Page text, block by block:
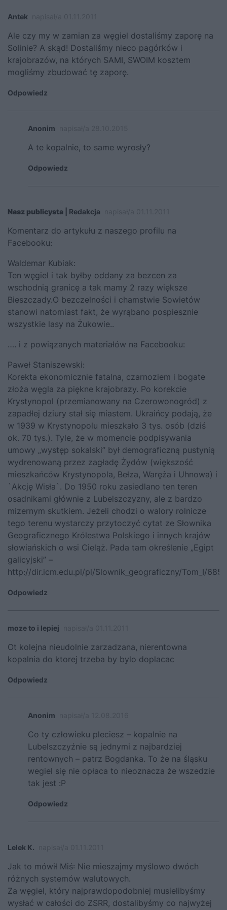
Antek
Ale czy my w zamian za węgiel dostaliśmy zaporę na
Solinie? A skąd! Dostaliśmy nieco pagórków i
krajobrazów, na których SAMI, SWOIM kosztem
mogliśmy zbudować tę zaporę.
Odpowiedz
Anonim
A te kopalnie, to same wyrosły?
Odpowiedz
Nasz publicysta | Redakcja
Komentarz do artykułu z naszego profilu na
Facebooku:
Waldemar Kubiak:
Ten węgiel i tak byłby oddany za bezcen za
wschodnią granicę a tak mamy 2 razy większe
Bieszczady.O bezczelności i chamstwie Sowietów
stanowi natomiast fakt, że wyrąbano pospiesznie
wszystkie lasy na Żukowie..
…. i z powiązanych materiałów na Facebooku:
Paweł Staniszewski:
Korekta ekonomicznie fatalna, czarnoziem i bogate
złoża węgla za piękne krajobrazy. Po korekcie
Krystynopol (przemianowany na Czerowonogród) z
zapadłej dziury stał się miastem. Ukraińcy podają, że
w 1939 w Krystynopolu mieszkało 3 tys. osób (dziś
ok. 70 tys.). Tyle, że w momencie podpisywania
umowy „występ sokalski” był demograficzną pustynią
wydrenowaną przez zagładę Żydów (większość
mieszkańców Krystynopola, Bełza, Waręża i Uhnowa) i
`Akcję Wisła`. Do 1950 roku zasiedlano ten teren
osadnikami głównie z Lubelszczyzny, ale z bardzo
mizernym skutkiem. Jeżeli chodzi o walory rolnicze
tego terenu wystarczy przytoczyć cytat ze Słownika
Geograficznego Królestwa Polskiego i innych krajów
słowiańskich o wsi Cieląż. Pada tam określenie „Egipt
galicyjski” –
http://dir.icm.edu.pl/pl/Slownik_geograficzny/Tom_I/685
Odpowiedz
moze to i lepiej
Ot kolejna nieudolnie zarzadzana, nierentowna
kopalnia do ktorej trzeba by bylo doplacac
Odpowiedz
Anonim
Co ty człowieku pleciesz – kopalnie na
Lubelszczyźnie są jednymi z najbardziej
rentownych – patrz Bogdanka. To że na śląsku
wegiel się nie opłaca to nieoznacza że wszedzie
tak jest :P
Odpowiedz
Lelek K.
Jak to mówił Miś: Nie mieszajmy myślowo dwóch
różnych systemów walutowych.
Za węgiel, który najprawdopodobniej musielibyśmy
wysłać w całości do ZSRR, dostalibyśmy co najwyżej